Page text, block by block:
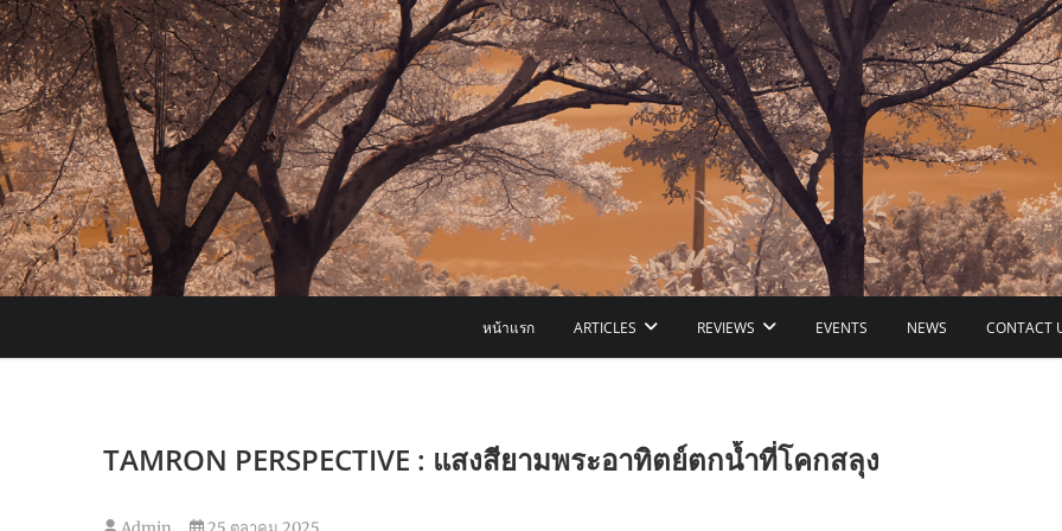
Skip
to
content
หน้าแรก ARTICLES REVIEWS EVENTS NEWS CONTACT
TAMRON PERSPECTIVE : แสงสียามพระอาทิตย์ตกน้ำที่โคกสลุง